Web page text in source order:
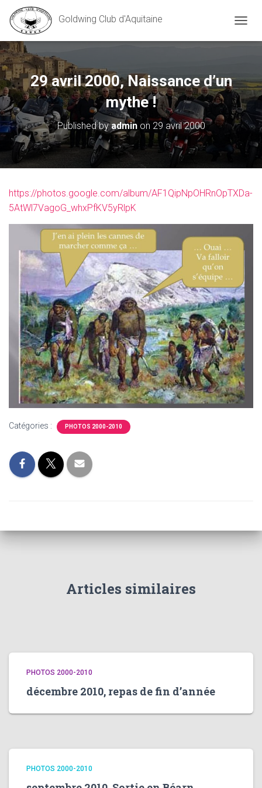
Goldwing Club d'Aquitaine
U
R
/
F
E
R
N
G
A
O
N
29 avril 2000, Naissance d’un
mythe !
Published byadminon 29 avril 2000
https://photos.google.com/album/AF1QipNpOHRnOpTXDa-
5AtWl7VagoG_whxPfKV5yRlpK
Catégories : PHOTOS 2000-2010
Articles similaires
PHOTOS 2000-2010
décembre 2010, repas de fin d’année
PHOTOS 2000-2010